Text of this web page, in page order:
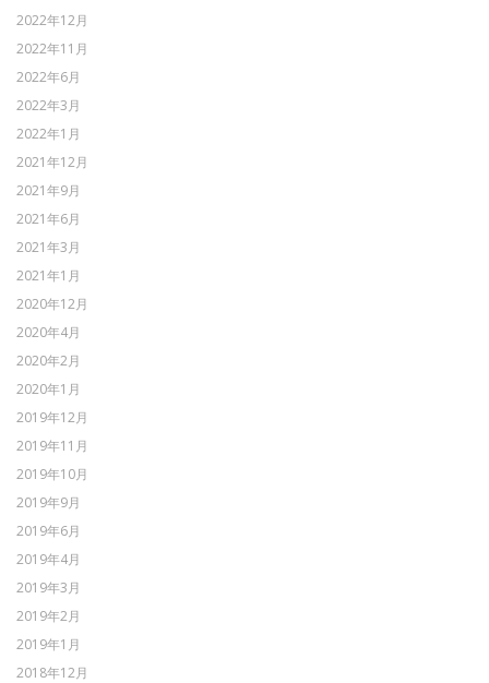
2022年12月
2022年11月
2022年6月
2022年3月
2022年1月
2021年12月
2021年9月
2021年6月
2021年3月
2021年1月
2020年12月
2020年4月
2020年2月
2020年1月
2019年12月
2019年11月
2019年10月
2019年9月
2019年6月
2019年4月
2019年3月
2019年2月
2019年1月
2018年12月